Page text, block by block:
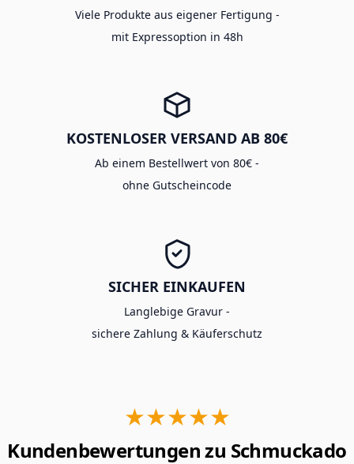
Viele Produkte aus eigener Fertigung -
mit Expressoption in 48h
KOSTENLOSER VERSAND AB 80€
Ab einem Bestellwert von 80€ -
ohne Gutscheincode
SICHER EINKAUFEN
Langlebige Gravur -
sichere Zahlung & Käuferschutz
★★★★★
Kundenbewertungen zu Schmuckado